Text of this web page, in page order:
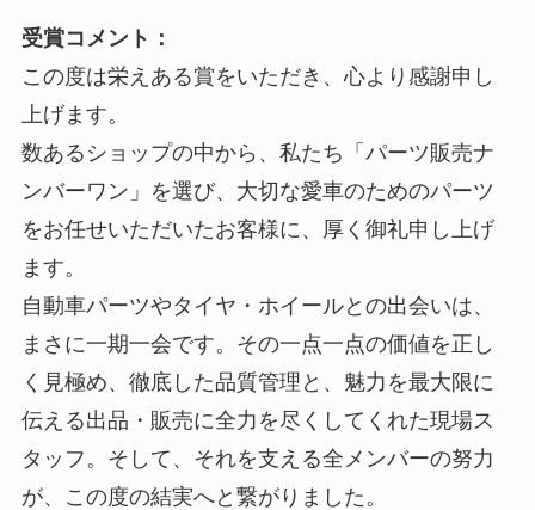
受賞コメント：
この度は栄えある賞をいただき、心より感謝申し
上げます。
数あるショップの中から、私たち「パーツ販売ナ
ンバーワン」を選び、大切な愛車のためのパーツ
をお任せいただいたお客様に、厚く御礼申し上げ
ます。
自動車パーツやタイヤ・ホイールとの出会いは、
まさに一期一会です。その一点一点の価値を正し
く見極め、徹底した品質管理と、魅力を最大限に
伝える出品・販売に全力を尽くしてくれた現場ス
タッフ。そして、それを支える全メンバーの努力
が、この度の結実へと繋がりました。